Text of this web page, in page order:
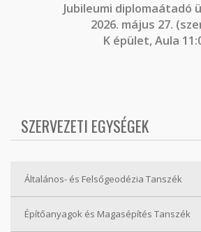
Jubileumi diplomaátadó
2026. május 27.
K épület, Aula
SZERVEZETI EGYSÉGEK
Általános- és Felsőgeodézia Tanszék
Építőanyagok és Magasépítés Tanszék